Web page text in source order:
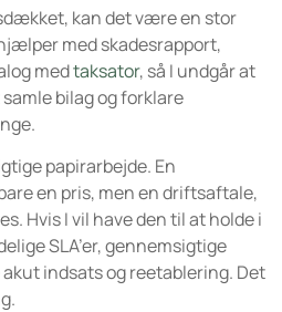
kan det være en stor
med skadesrapport,
medtaksator, så I undgår at
bilag og forklare
papirarbejde. En
en pris, men en driftsaftale,
Hvis I vil have den til at holde i
SLA’er, gennemsigtige
indsats og reetablering. Det